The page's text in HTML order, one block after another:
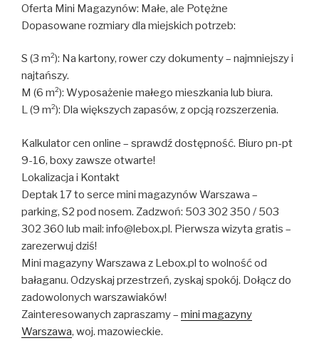
Oferta Mini Magazynów: Małe, ale Potężne
Dopasowane rozmiary dla miejskich potrzeb:
S (3 m²): Na kartony, rower czy dokumenty – najmniejszy i
najtańszy.
M (6 m²): Wyposażenie małego mieszkania lub biura.
L (9 m²): Dla większych zapasów, z opcją rozszerzenia.
Kalkulator cen online – sprawdź dostępność. Biuro pn-pt
9-16, boxy zawsze otwarte!
Lokalizacja i Kontakt
Deptak 17 to serce mini magazynów Warszawa –
parking, S2 pod nosem. Zadzwoń: 503 302 350 / 503
302 360 lub mail: info@lebox.pl. Pierwsza wizyta gratis –
zarezerwuj dziś!
Mini magazyny Warszawa z Lebox.pl to wolność od
bałaganu. Odzyskaj przestrzeń, zyskaj spokój. Dołącz do
zadowolonych warszawiaków!
Zainteresowanych zapraszamy – mini magazyny
Warszawa, woj. mazowieckie.